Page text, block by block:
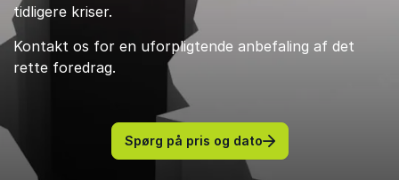
tidligere kriser.
Kontakt os for en uforpligtende anbefaling af det
rette foredrag.
Spørg på pris og dato